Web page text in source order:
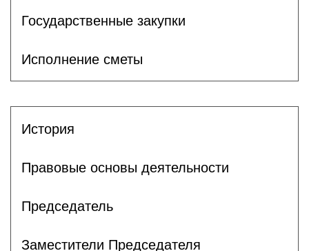
Государственные закупки
Исполнение сметы
История
Правовые основы деятельности
Председатель
Заместители Председателя